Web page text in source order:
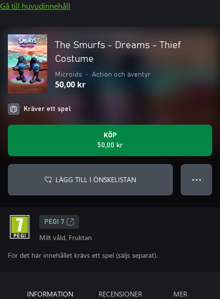
Gå till huvudinnehåll
The Smurfs - Dreams - Thief
Costume
Microids • Action och äventyr
50,00 kr
Kräver ett spel
KÖP
50,00 kr
LÄGG TILL I ÖNSKELISTAN ● ● ●
PEGI 7
Milt våld, Fruktan
För det här innehållet krävs ett spel (säljs separat).
INFORMATION RECENSIONER MER